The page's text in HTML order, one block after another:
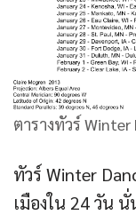
ตารางทัวร์ Winter
ทัวร์ Winter
เมืองใน 24 วัน